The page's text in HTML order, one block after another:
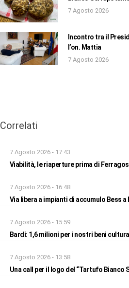
7 Agosto 2026
Incontro tra il
l’on. Mattia
7 Agosto 2026
Correlati
7 Agosto 2026 - 17:43
Viabilità, le riaperture prima di
7 Agosto 2026 - 16:48
Via libera a impianti di accumulo Bess a
7 Agosto 2026 - 15:59
Bardi: 1,6 milioni per i nostri beni
7 Agosto 2026 - 13:58
Una call per il logo del “Tartufo Bianco